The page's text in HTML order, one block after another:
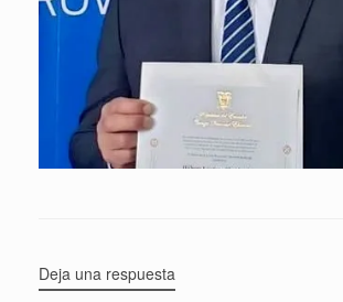
Deja una respuesta